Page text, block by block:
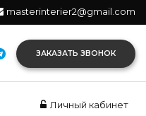
masterinterier2@gmail.com
ЗАКАЗАТЬ ЗВОНОК
Личный кабинет